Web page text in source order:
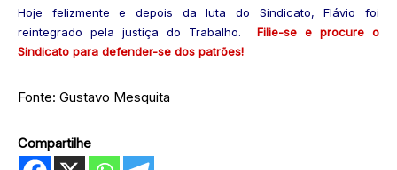
Hoje felizmente e depois da luta do Sindicato, Flávio foi
reintegrado pela justiça do Trabalho. Filie-se e procure o
Sindicato para defender-se dos patrões!
Fonte: Gustavo Mesquita
Compartilhe